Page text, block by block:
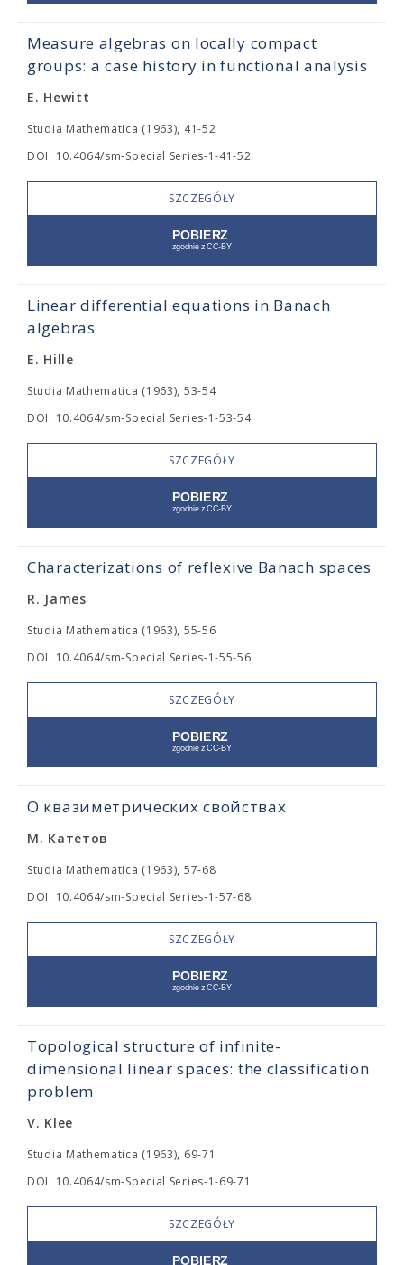
Measure algebras on locally compact
groups: a case history in functional analysis
E. Hewitt
Studia Mathematica (1963), 41-52
DOI: 10.4064/sm-Special Series-1-41-52
SZCZEGÓŁY
Linear differential equations in Banach
algebras
E. Hille
Studia Mathematica (1963), 53-54
DOI: 10.4064/sm-Special Series-1-53-54
SZCZEGÓŁY
Characterizations of reflexive Banach spaces
R. James
Studia Mathematica (1963), 55-56
DOI: 10.4064/sm-Special Series-1-55-56
SZCZEGÓŁY
О квазиметрических свойствах
М. Катетов
Studia Mathematica (1963), 57-68
DOI: 10.4064/sm-Special Series-1-57-68
SZCZEGÓŁY
Topological structure of infinite-
dimensional linear spaces: the classification
problem
V. Klee
Studia Mathematica (1963), 69-71
DOI: 10.4064/sm-Special Series-1-69-71
SZCZEGÓŁY